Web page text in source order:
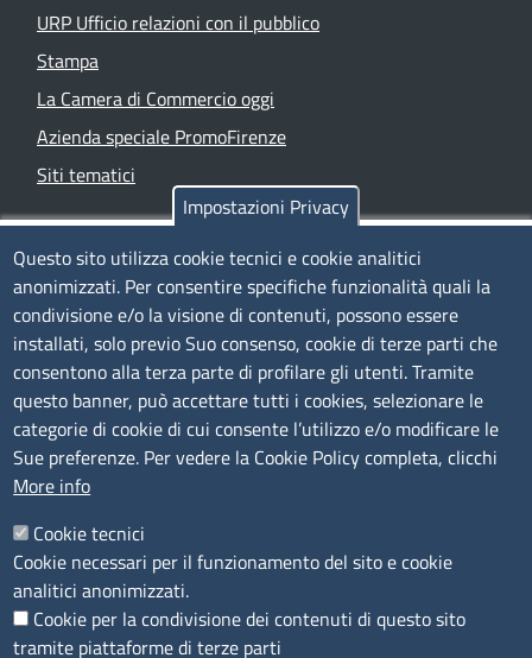
URP Ufficio relazioni con il pubblico
Stampa
La Camera di Commercio oggi
Azienda speciale PromoFirenze
Siti tematici
TRASPARENZA
Albo Online
Amministrazione trasparente
Bandi e concorsi
Segnalazioni Whistleblowing
Accessibilità
IBAN e pagamenti informatici
Informative privacy e cookie
Verifiche PA
Attuazione misure PNRR
Modulistica
Impostazioni Privacy
Questo sito utilizza cookie tecnici e cookie analitici
anonimizzati. Per consentire specifiche funzionalità quali la
condivisione e/o la visione di contenuti, possono essere
installati, solo previo Suo consenso, cookie di terze parti che
consentono alla terza parte di profilare gli utenti. Tramite
questo banner, può accettare tutti i cookies, selezionare le
categorie di cookie di cui consente l’utilizzo e/o modificare le
Sue preferenze. Per vedere la Cookie Policy completa, clicchi
More info
Cookie tecnici
Cookie necessari per il funzionamento del sito e cookie
analitici anonimizzati.
Cookie per la condivisione dei contenuti di questo sito
tramite piattaforme di terze parti